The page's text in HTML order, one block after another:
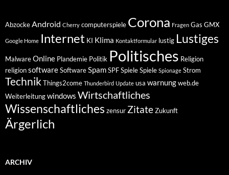
AbzockeAndroid Cherry computerspiele Corona Fragen Gas GMX
Google Home Internet KI Klima Kontaktformular lustig Lustiges
MalwareOnline Plandemie Politik Politisches Religion
religionsoftwareSoftwareSpamSPFSpieleSpiele Spionage Strom
TechnikThings2come Thunderbird Update usa warnungweb.de
Weiterleitungwindows Wirtschaftliches
Wissenschaftliches zensur ZitateZukunft
Ärgerlich
ARCHIV